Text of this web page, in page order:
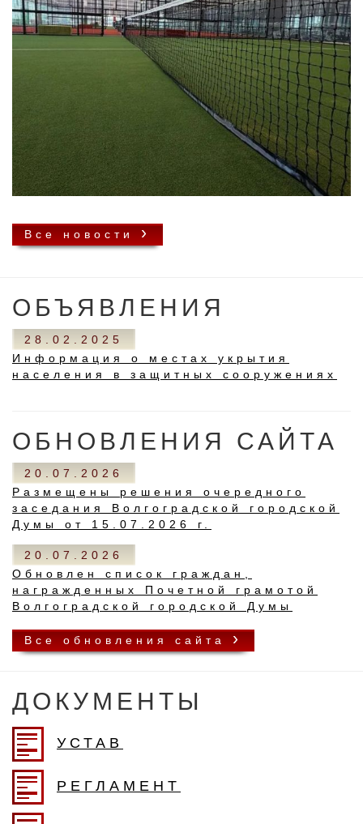
Все новости ›
ОБЪЯВЛЕНИЯ
28.02.2025
Информация о местах укрытия
населения в защитных сооружениях
ОБНОВЛЕНИЯ САЙТА
20.07.2026
Размещены решения очередного
заседания Волгоградской городской
Думы от 15.07.2026 г.
20.07.2026
Обновлен список граждан,
награжденных Почетной грамотой
Волгоградской городской Думы
Все обновления cайта ›
ДОКУМЕНТЫ
УСТАВ
РЕГЛАМЕНТ